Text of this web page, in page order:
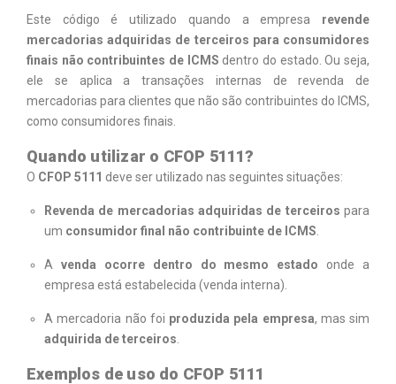
Este código é utilizado quando a empresa revende
mercadorias adquiridas de terceiros para consumidores
finais não contribuintes de ICMS dentro do estado. Ou seja,
ele se aplica a transações internas de revenda de
mercadorias para clientes que não são contribuintes do ICMS,
como consumidores finais.
Quando utilizar o CFOP 5111?
O CFOP 5111 deve ser utilizado nas seguintes situações:
Revenda de mercadorias adquiridas de terceiros para
um consumidor final não contribuinte de ICMS
A venda ocorre dentro do mesmo estado onde a
empresa está estabelecida (venda interna).
A mercadoria não foi produzida pela empresa, mas sim
adquirida de terceiros
Exemplos de uso do CFOP 5111